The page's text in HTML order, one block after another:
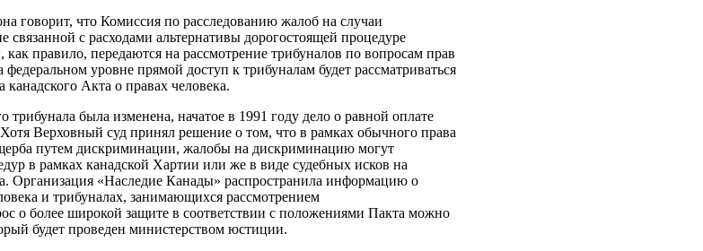
говорит, что Комиссия по расследованию жалоб на случаи
связанной с расходами альтернативы дорогостоящей процедуре
как правило, передаются на рассмотрение трибуналов по вопросам прав
уровне прямой доступ к трибуналам будет рассматриваться
Акта о правах человека.
трибунала была изменена, начатое в 1991 году дело о равной оплате
Верховный суд принял решение о том, что в рамках обычного права
путем дискриминации, жалобы на дискриминацию могут
в рамках канадской Хартии или же в виде судебных исков на
Организация «Наследие Канады» распространила информацию о
и трибуналах, занимающихся рассмотрением
о более широкой защите в соответствии с положениями Пакта можно
будет проведен министерством юстиции.